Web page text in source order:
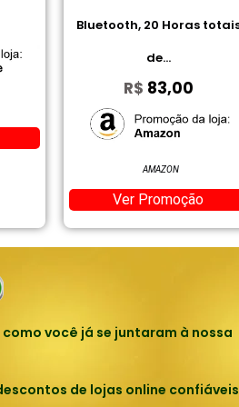
totais
R$ 0,00
Ver Promoção
você já se juntaram à nossa
de lojas online confiáveis